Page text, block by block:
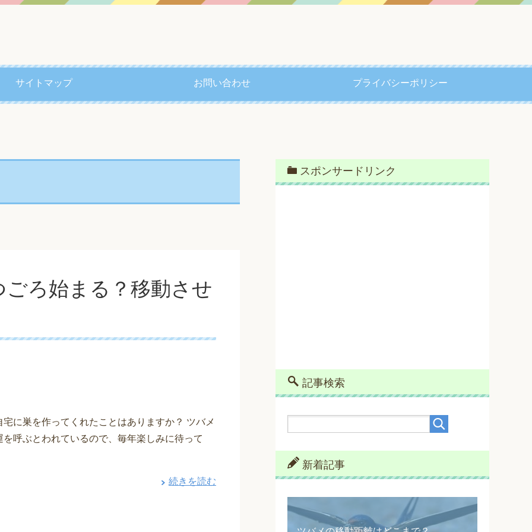
サイトマップ お問い合わせ プライバシーポリシー
ろ始まる？移動させ
宅に巣を作ってくれたことはありますか？ ツバメ
を呼ぶとわれているので、毎年楽しみに待って
続きを読む
スポンサードリンク
記事検索
新着記事